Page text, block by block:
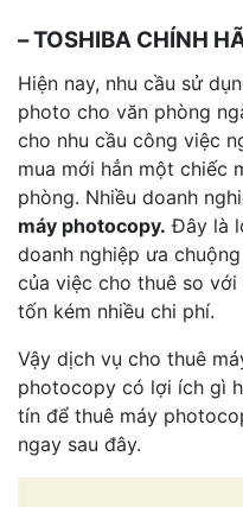
– TOSHIBA CHÍNH
Hiện nay, nhu cầu sử
photo cho văn phòng
cho nhu cầu công việc
mua mới hẳn một chiếc
phòng. Nhiều doanh
máy photocopy. Đây là
doanh nghiệp ưa
của việc cho thuê so
tốn kém nhiều chi phí.
Vậy dịch vụ cho thuê
photocopy có lợi ích gì
tín để thuê máy
ngay sau đây.